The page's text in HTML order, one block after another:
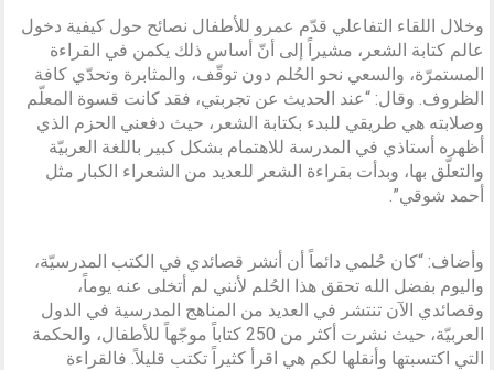
وخلال اللقاء التفاعلي قدّم عمرو للأطفال نصائح حول كيفية دخول
عالم كتابة الشعر، مشيراً إلى أنّ أساس ذلك يكمن في القراءة
المستمرّة، والسعي نحو الحُلم دون توقّف، والمثابرة وتحدّي كافة
الظروف. وقال: “عند الحديث عن تجربتي، فقد كانت قسوة المعلّم
وصلابته هي طريقي للبدء بكتابة الشعر، حيث دفعني الحزم الذي
أظهره أستاذي في المدرسة للاهتمام بشكل كبير باللغة العربيّة
والتعلّق بها، وبدأت بقراءة الشعر للعديد من الشعراء الكبار مثل
أحمد شوقي”.
وأضاف: “كان حُلمي دائماً أن أنشر قصائدي في الكتب المدرسيّة،
واليوم بفضل الله تحقق هذا الحُلم لأنني لم أتخلى عنه يوماً،
وقصائدي الآن تنتشر في العديد من المناهج المدرسية في الدول
العربيّة، حيث نشرت أكثر من 250 كتاباً موجّهاً للأطفال، والحكمة
التي اكتسبتها وأنقلها لكم هي اقرأ كثيراً تكتب قليلاً. فالقراءة